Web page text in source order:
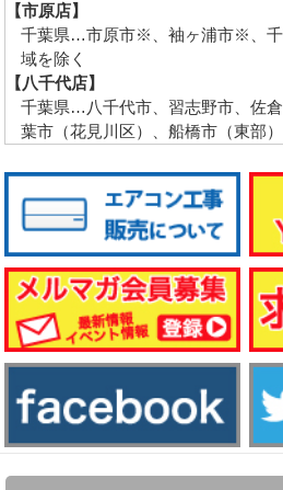
【市原店】
千葉県…市原市※、袖ヶ浦市※、
域を除く
【八千代店】
千葉県…八千代市、習志野市、佐
葉市（花見川区）、船橋市（東部）